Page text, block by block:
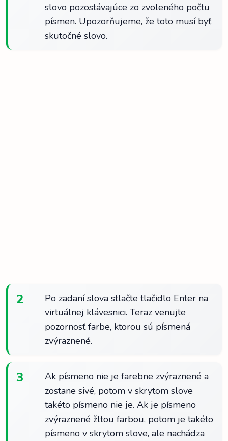
slovo pozostávajúce zo zvoleného počtu
písmen. Upozorňujeme, že toto musí byť
skutočné slovo.
2
Po zadaní slova stlačte tlačidlo Enter na
virtuálnej klávesnici. Teraz venujte
pozornosť farbe, ktorou sú písmená
zvýraznené.
3
Ak písmeno nie je farebne zvýraznené a
zostane sivé, potom v skrytom slove
takéto písmeno nie je. Ak je písmeno
zvýraznené žltou farbou, potom je takéto
písmeno v skrytom slove, ale nachádza